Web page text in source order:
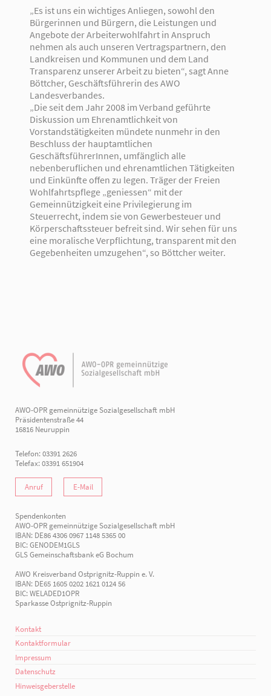
„Es ist uns ein wichtiges Anliegen, sowohl den
Bürgerinnen und Bürgern, die Leistungen und
Angebote der Arbeiterwohlfahrt in Anspruch
nehmen als auch unseren Vertragspartnern, den
Landkreisen und Kommunen und dem Land
Transparenz unserer Arbeit zu bieten“, sagt Anne
Böttcher, Geschäftsführerin des AWO
Landesverbandes.
„Die seit dem Jahr 2008 im Verband geführte
Diskussion um Ehrenamtlichkeit von
Vorstandstätigkeiten mündete nunmehr in den
Beschluss der hauptamtlichen
GeschäftsführerInnen, umfänglich alle
nebenberuflichen und ehrenamtlichen Tätigkeiten
und Einkünfte offen zu legen. Träger der Freien
Wohlfahrtspflege „geniessen“ mit der
Gemeinnützigkeit eine Privilegierung im
Steuerrecht, indem sie von Gewerbesteuer und
Körperschaftssteuer befreit sind. Wir sehen für uns
eine moralische Verpflichtung, transparent mit den
Gegebenheiten umzugehen“, so Böttcher weiter.
AWO-OPR gemeinnützige Sozialgesellschaft mbH
Präsidentenstraße 44
16816 Neuruppin
Telefon: 03391 2626
Telefax: 03391 651904
Anruf E-Mail
Spendenkonten
AWO-OPR gemeinnützige Sozialgesellschaft mbH
IBAN: DE86 4306 0967 1148 5365 00
BIC: GENODEM1GLS
GLS Gemeinschaftsbank eG Bochum
AWO Kreisverband Ostprignitz-Ruppin e. V.
IBAN: DE65 1605 0202 1621 0124 56
BIC: WELADED1OPR
Sparkasse Ostprignitz-Ruppin
Kontakt
Kontaktformular
Impressum
Datenschutz
Hinweisgeberstelle